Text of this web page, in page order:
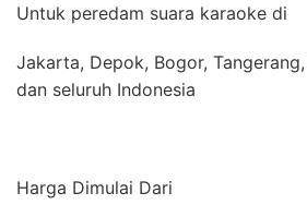
Untuk peredam suara karaoke di
Jakarta, Depok, Bogor,
dan seluruh Indonesia
Harga Dimulai Dari